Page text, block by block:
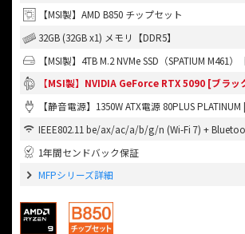
【MSI製】AMD B850 チップセット
32GB (32GB x1) メモリ【DDR5】
【MSI製】4TB M.2 NVMe SSD（SPATIUM M461）
【MSI製】NVIDIA GeForce RTX 5090 [ブラッ
【静音電源】1350W ATX電源 80PLUS
IEEE802.11 be/ax/ac/a/b/g/n (Wi-Fi 7) +
1年間センドバック保証
MFPシリーズ詳細